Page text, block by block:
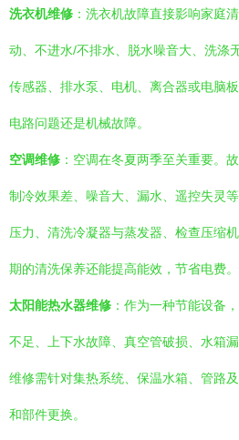
洗衣机维修 ：洗衣机故障直接影响家庭
动、不进水/不排水、脱水噪音大、洗涤
传感器、排水泵、电机、离合器或电脑
电路问题还是机械故障。
空调维修 ：空调在冬夏两季至关重要。
制冷效果差、噪音大、漏水、遥控失灵
压力、清洗冷凝器与蒸发器、检查压缩
期的清洗保养还能提高能效，节省电费。
太阳能热水器维修 ：作为一种节能设备
不足、上下水故障、真空管破损、水箱
维修需针对集热系统、保温水箱、管路
和部件更换。